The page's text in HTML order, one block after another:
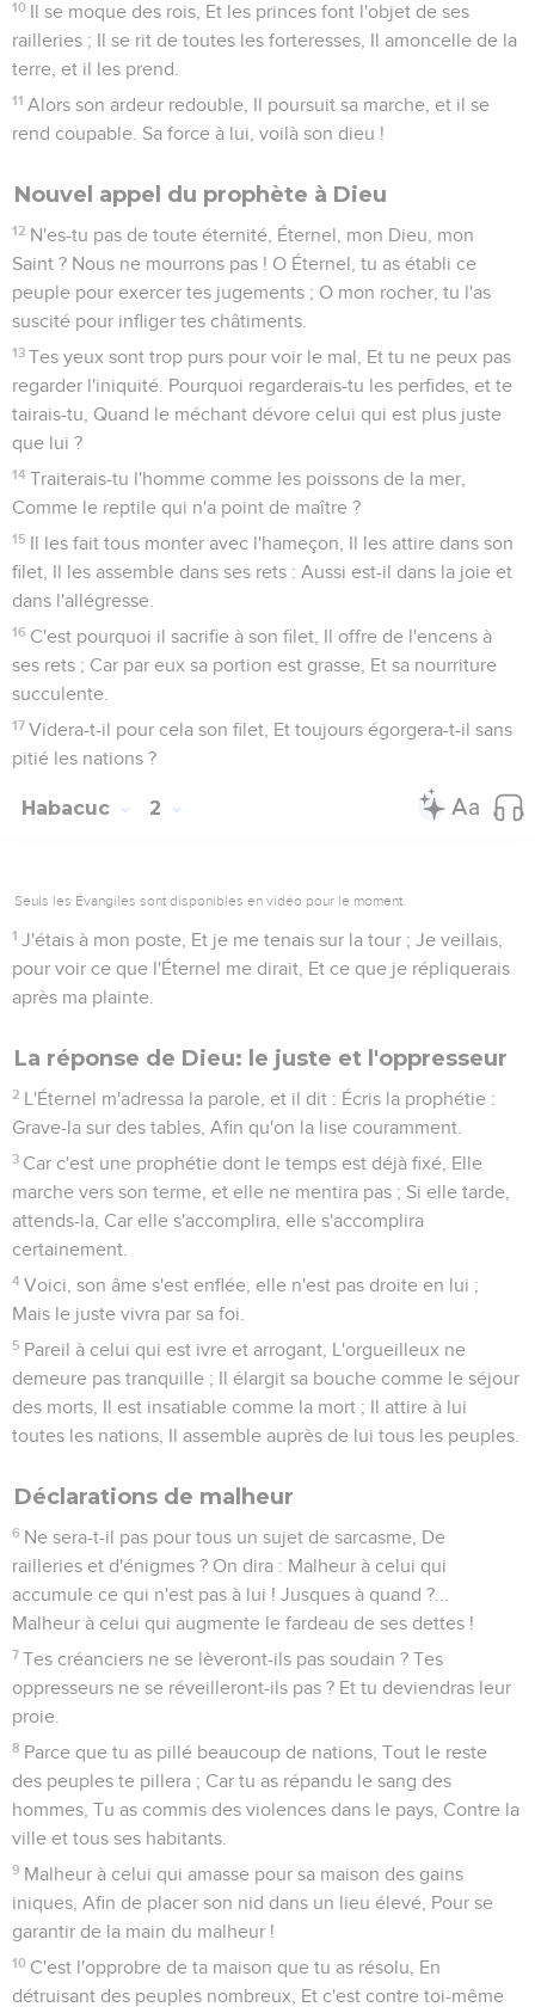
10 Il se moque des rois, Et les princes font l'objet de ses
railleries ; Il se rit de toutes les forteresses, Il amoncelle de la
terre, et il les prend.
11 Alors son ardeur redouble, Il poursuit sa marche, et il se
rend coupable. Sa force à lui, voilà son dieu !
Nouvel appel du prophète à Dieu
12 N'es-tu pas de toute éternité, Éternel, mon Dieu, mon
Saint ? Nous ne mourrons pas ! O Éternel, tu as établi ce
peuple pour exercer tes jugements ; O mon rocher, tu l'as
suscité pour infliger tes châtiments.
13 Tes yeux sont trop purs pour voir le mal, Et tu ne peux pas
regarder l'iniquité. Pourquoi regarderais-tu les perfides, et te
tairais-tu, Quand le méchant dévore celui qui est plus juste
que lui ?
14 Traiterais-tu l'homme comme les poissons de la mer,
Comme le reptile qui n'a point de maître ?
15 Il les fait tous monter avec l'hameçon, Il les attire dans son
filet, Il les assemble dans ses rets : Aussi est-il dans la joie et
dans l'allégresse.
16 C'est pourquoi il sacrifie à son filet, Il offre de l'encens à
ses rets ; Car par eux sa portion est grasse, Et sa nourriture
succulente.
17 Videra-t-il pour cela son filet, Et toujours égorgera-t-il sans
pitié les nations ?
Habacuc 2
Seuls les Évangiles sont disponibles en vidéo pour le moment.
1 J'étais à mon poste, Et je me tenais sur la tour ; Je veillais,
pour voir ce que l'Éternel me dirait, Et ce que je répliquerais
après ma plainte.
La réponse de Dieu: le juste et l'oppresseur
2 L'Éternel m'adressa la parole, et il dit : Écris la prophétie :
Grave-la sur des tables, Afin qu'on la lise couramment.
3 Car c'est une prophétie dont le temps est déjà fixé, Elle
marche vers son terme, et elle ne mentira pas ; Si elle tarde,
attends-la, Car elle s'accomplira, elle s'accomplira
certainement.
4 Voici, son âme s'est enflée, elle n'est pas droite en lui ;
Mais le juste vivra par sa foi.
5 Pareil à celui qui est ivre et arrogant, L'orgueilleux ne
demeure pas tranquille ; Il élargit sa bouche comme le séjour
des morts, Il est insatiable comme la mort ; Il attire à lui
toutes les nations, Il assemble auprès de lui tous les peuples.
Déclarations de malheur
6 Ne sera-t-il pas pour tous un sujet de sarcasme, De
railleries et d'énigmes ? On dira : Malheur à celui qui
accumule ce qui n'est pas à lui ! Jusques à quand ?...
Malheur à celui qui augmente le fardeau de ses dettes !
7 Tes créanciers ne se lèveront-ils pas soudain ? Tes
oppresseurs ne se réveilleront-ils pas ? Et tu deviendras leur
proie.
8 Parce que tu as pillé beaucoup de nations, Tout le reste
des peuples te pillera ; Car tu as répandu le sang des
hommes, Tu as commis des violences dans le pays, Contre la
ville et tous ses habitants.
9 Malheur à celui qui amasse pour sa maison des gains
iniques, Afin de placer son nid dans un lieu élevé, Pour se
garantir de la main du malheur !
10 C'est l'opprobre de ta maison que tu as résolu, En
détruisant des peuples nombreux, Et c'est contre toi-même